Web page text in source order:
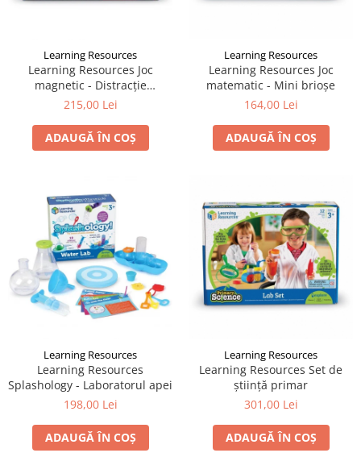
Learning Resources
Learning Resources Joc
magnetic - Distracție
matematică
215,00 Lei
ADAUGĂ ÎN COȘ
Learning Resources
Learning Resources Joc
matematic - Mini brioşe
164,00 Lei
ADAUGĂ ÎN COȘ
Learning Resources
Learning Resources
Splashology - Laboratorul apei
198,00 Lei
ADAUGĂ ÎN COȘ
Learning Resources
Learning Resources Set de
știință primar
301,00 Lei
ADAUGĂ ÎN COȘ